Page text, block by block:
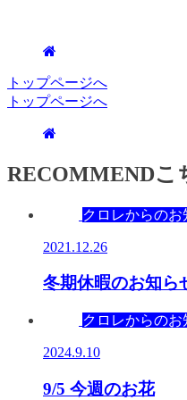
トップページへ
トップページへ
RECOMMENDこ
クロレからのお
2021.12.26
冬期休暇のお知ら
クロレからのお
2024.9.10
9/5 今週のお花